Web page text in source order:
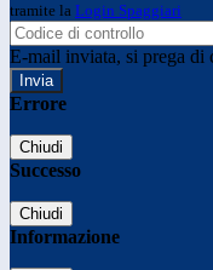
tramite la Login Spaggiari
E-mail inviata, si prega di
Errore
Chiudi
Successo
Chiudi
Informazione